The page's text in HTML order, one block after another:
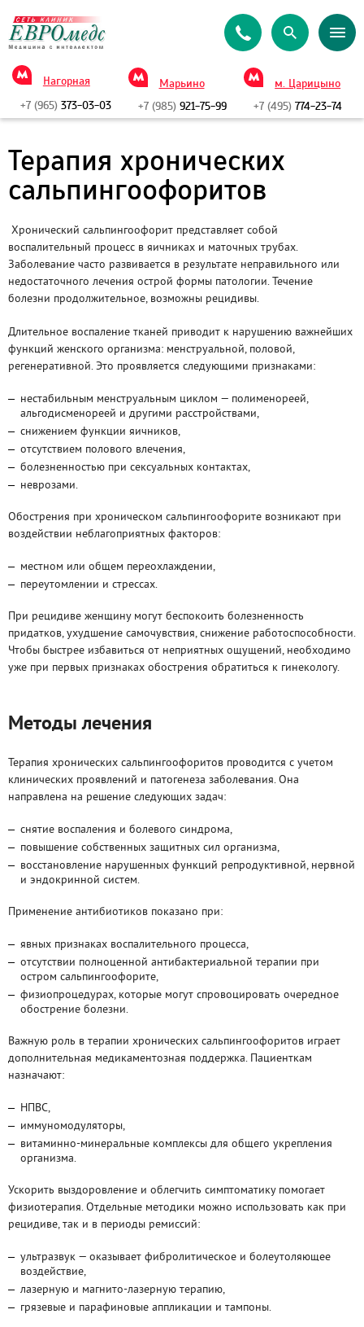
Нагорная
+7 (965) 373-03-03
Марьино
+7 (985)921-75-99
м. Царицыно
+7 (495) 774-23-74
Терапия хронических
сальпингоофоритов
Хронический сальпингоофорит представляет собой
воспалительный процесс в яичниках и маточных трубах.
Заболевание часто развивается в результате неправильного или
недостаточного лечения острой формы патологии. Течение
болезни продолжительное, возможны рецидивы.
Длительное воспаление тканей приводит к нарушению важнейших
функций женского организма: менструальной, половой,
регенеративной. Это проявляется следующими признаками:
нестабильным менструальным циклом — полименореей,
альгодисменореей и другими расстройствами,
снижением функции яичников,
отсутствием полового влечения,
болезненностью при сексуальных контактах,
неврозами.
Обострения при хроническом сальпингоофорите возникают при
воздействии неблагоприятных факторов:
местном или общем переохлаждении,
переутомлении и стрессах.
При рецидиве женщину могут беспокоить болезненность
придатков, ухудшение самочувствия, снижение работоспособности.
Чтобы быстрее избавиться от неприятных ощущений, необходимо
уже при первых признаках обострения обратиться к гинекологу.
Методы лечения
Терапия хронических сальпингоофоритов проводится с учетом
клинических проявлений и патогенеза заболевания. Она
направлена на решение следующих задач:
снятие воспаления и болевого синдрома,
повышение собственных защитных сил организма,
восстановление нарушенных функций репродуктивной, нервной
и эндокринной систем.
Применение антибиотиков показано при:
явных признаках воспалительного процесса,
отсутствии полноценной антибактериальной терапии при
остром сальпингоофорите,
физиопроцедурах, которые могут спровоцировать очередное
обострение болезни.
Важную роль в терапии хронических сальпингоофоритов играет
дополнительная медикаментозная поддержка. Пациенткам
назначают:
НПВС,
иммуномодуляторы,
витаминно-минеральные комплексы для общего укрепления
организма.
Ускорить выздоровление и облегчить симптоматику помогает
физиотерапия. Отдельные методики можно использовать как при
рецидиве, так и в периоды ремиссий:
ультразвук — оказывает фибролитическое и болеутоляющее
воздействие,
лазерную и магнито-лазерную терапию,
грязевые и парафиновые аппликации и тампоны.